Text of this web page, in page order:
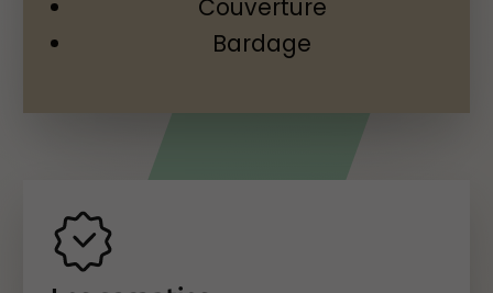
Couverture
Bardage